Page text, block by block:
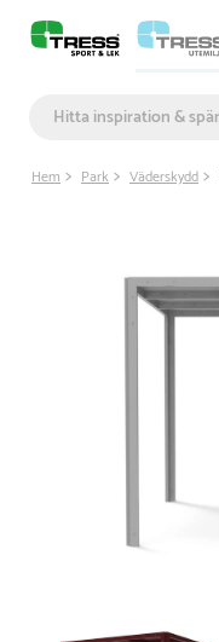
Hem Park Väderskydd